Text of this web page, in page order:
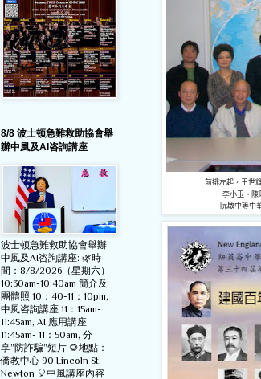
前排左起，王世
李小玉、陳
阮啟中等中
8/8 波士顿急難救助協會舉
辦中風及AI咨詢講座
波士顿急難救助協會舉辦
中風及AI咨詢講座: 🌿時
間：8/8/2026（星期六）
10:30am-10:40am 簡介及
團體照 10：40-11：10pm,
中風咨詢講座 11：15am-
11:45am, AI 應用講座
11:45am- 11：50am, 分
享”防詐騙”短片 🌻地點：
僑教中心 90 Lincoln St.
Newton 🎈中風講座內容